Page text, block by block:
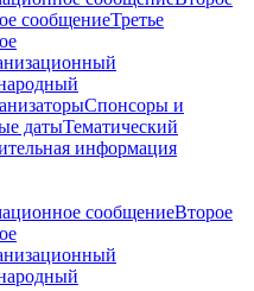
сообщениеТретье
Спонсоры и
датыТематический
информация
сообщениеВторое